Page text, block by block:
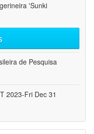
'Sunki
de Pesquisa
2023-Fri Dec 31